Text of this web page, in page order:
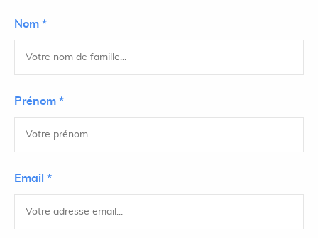
Nom *
Prénom *
Email *